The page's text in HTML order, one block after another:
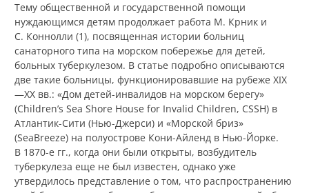
Тему общественной и государственной помощи
нуждающимся детям продолжает работа М. Крник и
С. Коннолли (1), посвященная истории больниц
санаторного типа на морском побережье для детей,
больных туберкулезом. В статье подробно описываются
две такие больницы, функционировавшие на рубеже XIX
—XX вв.: «Дом детей-инвалидов на морском берегу»
(Children’s Sea Shore House for Invalid Children, CSSH) в
Атлантик-Сити (Нью-Джерси) и «Морской бриз»
(SeaBreeze) на полуострове Кони-Айленд в Нью-Йорке.
В 1870-е гг., когда они были открыты, возбудитель
туберкулеза еще не был известен, однако уже
утвердилось представление о том, что распространению